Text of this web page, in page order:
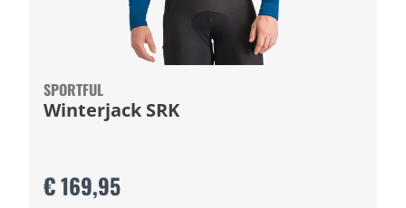
SPORTFUL
Winterjack SRK
€ 169,95